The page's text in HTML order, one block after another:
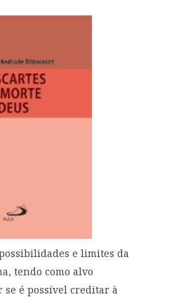
e limites da
tendo como alvo
é possível creditar à